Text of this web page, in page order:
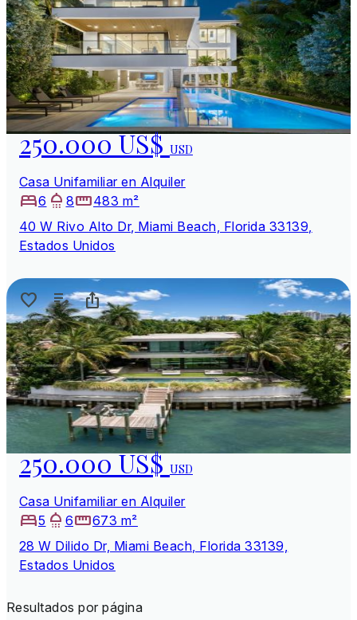
250.000 US$USD
Casa Unifamiliar en Alquiler
6
8
483 m²
40 W Rivo Alto Dr, Miami Beach, Florida 33139,
Estados Unidos
250.000 US$USD
Casa Unifamiliar en Alquiler
5
6
673 m²
28 W Dilido Dr, Miami Beach, Florida 33139,
Estados Unidos
Resultados por página